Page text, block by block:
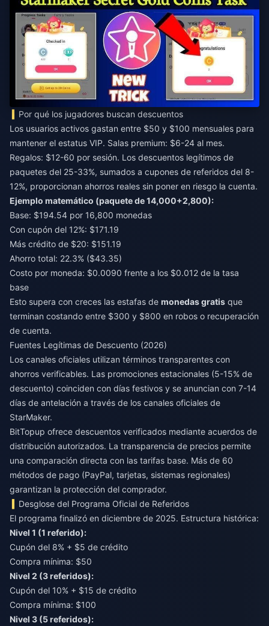
Por qué los jugadores buscan descuentos
Los usuarios activos gastan entre $50 y $100 mensuales para
mantener el estatus VIP. Salas premium: $6-24 al mes.
Regalos: $12-60 por sesión. Los descuentos legítimos de
paquetes del 25-33%, sumados a cupones de referidos del 8-
12%, proporcionan ahorros reales sin poner en riesgo la cuenta.
Ejemplo matemático (paquete de 14,000+2,800):
Base: $194.54 por 16,800 monedas
Con cupón del 12%: $171.19
Más crédito de $20: $151.19
Ahorro total: 22.3% ($43.35)
Costo por moneda: $0.0090 frente a los $0.012 de la tasa
base
Esto supera con creces las estafas de monedas gratis que
terminan costando entre $300 y $800 en robos o recuperación
de cuenta.
Fuentes Legítimas de Descuento (2026)
Los canales oficiales utilizan términos transparentes con
ahorros verificables. Las promociones estacionales (5-15% de
descuento) coinciden con días festivos y se anuncian con 7-14
días de antelación a través de los canales oficiales de
StarMaker.
BitTopup ofrece descuentos verificados mediante acuerdos de
distribución autorizados. La transparencia de precios permite
una comparación directa con las tarifas base. Más de 60
métodos de pago (PayPal, tarjetas, sistemas regionales)
garantizan la protección del comprador.
Desglose del Programa Oficial de Referidos
El programa finalizó en diciembre de 2025. Estructura histórica:
Nivel 1 (1 referido):
Cupón del 8% + $5 de crédito
Compra mínima: $50
Nivel 2 (3 referidos):
Cupón del 10% + $15 de crédito
Compra mínima: $100
Nivel 3 (5 referidos):